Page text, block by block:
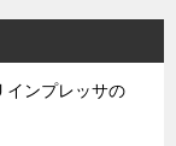
インプレッサの